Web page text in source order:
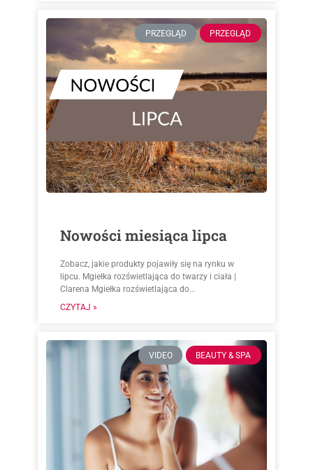
PRZEGLĄD PRZEGLĄD
Nowości miesiąca lipca
Zobacz, jakie produkty pojawiły się na rynku w
lipcu. Mgiełka rozświetlająca do twarzy i ciała |
Clarena Mgiełka rozświetlająca do...
CZYTAJ »
VIDEO BEAUTY & SPA